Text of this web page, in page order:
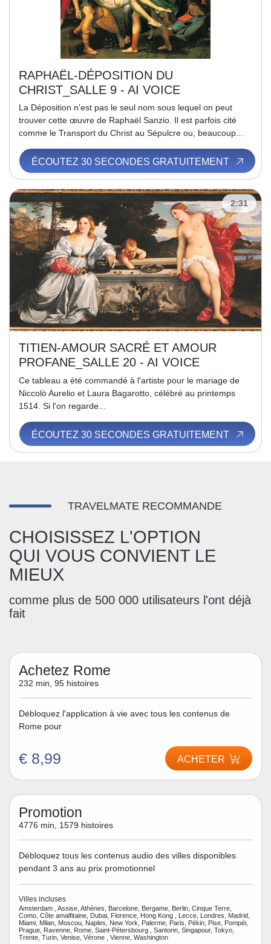
RAPHAËL-DÉPOSITION DU
CHRIST_SALLE 9 - AI VOICE
La Déposition n'est pas le seul nom sous lequel on peut
trouver cette œuvre de Raphaël Sanzio. Il est parfois cité
comme le Transport du Christ au Sépulcre ou, beaucoup...
ÉCOUTEZ 30 SECONDES GRATUITEMENT
2:31
TITIEN-AMOUR SACRÉ ET AMOUR
PROFANE_SALLE 20 - AI VOICE
Ce tableau a été commandé à l'artiste pour le mariage de
Niccolò Aurelio et Laura Bagarotto, célébré au printemps
1514. Si l'on regarde...
ÉCOUTEZ 30 SECONDES GRATUITEMENT
TRAVELMATE RECOMMANDE
CHOISISSEZ L'OPTION
QUI VOUS CONVIENT LE
MIEUX
comme plus de 500 000 utilisateurs l'ont déjà
fait
Achetez Rome
232 min, 95 histoires
Débloquez l'application à vie avec tous les contenus de
Rome pour
€ 8,99 ACHETER
Promotion
4776 min, 1579 histoires
Débloquez tous les contenus audio des villes disponibles
pendant 3 ans au prix promotionnel
Villes incluses
Amsterdam , Assise, Athènes, Barcelone, Bergame, Berlin, Cinque Terre,
Como, Côte amalfitaine, Dubai, Florence, Hong Kong , Lecce, Londres, Madrid,
Miami, Milan, Moscou, Naples, New York, Palerme, Paris, Pékin, Pise, Pompéi,
Prague, Ravenne, Rome, Saint-Pétersbourg , Santorin, Singapour, Tokyo,
Trente, Turin, Venise, Vérone , Vienne, Washington